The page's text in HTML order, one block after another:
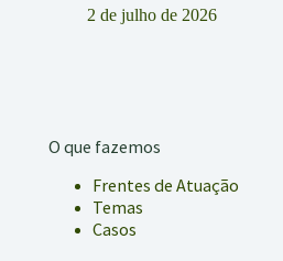
2 de julho de 2026
O que fazemos
Frentes de Atuação
Temas
Casos